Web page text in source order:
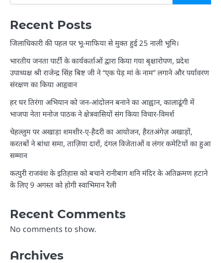
Recent Posts
जिलाधिकारी की पहल पर भू-माफिया से मुक्त हुई 25 नाली भूमि।
भारतीय जनता पार्टी के कार्यकर्ताओं द्वारा किया गया बृक्षारोपण, प्रदेश
उपाध्यक्ष श्री राजेन्द्र सिंह बिष्ट जी ने “एक पेड़ मां के नाम” लगाने और पर्यावरण
संरक्षण का किया आहृवान
हर घर तिरंगा अभियान को जन-आंदोलन बनाने का आह्वान, कालाढूंगी में
भाजपा नेता मनोज पाठक ने क्षेत्रवासियों संग किया विचार-विमर्श
चेहल्लुम पर अखाड़ा शमशीर-ए-हैदरी का आयोजन, हैरतअंगेज़ अखाड़ों,
करतबों ने बांधा समा, ताज़िया दारों, दंगल विजेताओं व लंगर कमेटियों का हुआ
सम्मान
कत्युरी राजवंश के इतिहास को बचाने रानीबाग शनि मंदिर के अतिक्रमण हटाने
के लिए 9 अगस्त को होगी स्वाभिमान रैली
Recent Comments
No comments to show.
Archives